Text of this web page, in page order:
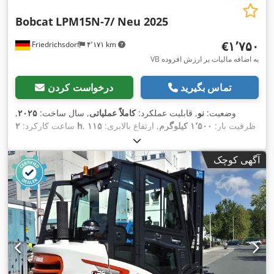
Friedrichsdorf ۴٬۱۷۱ km
Bobcat LPM15N-7/ Neu 2025
‎€۱٬۷۵۰
VB به اضافه مالیات بر ارزش افزوده
درخواست کردن تماس بگیرید
وضعیت: نو, قابلیت عملکرد:کاملاً عملیاتی, سال ساخت: ۲۰۲۵,
ساعت کارکرد: ۲ h , ظرفیت بار: ۱٬۵۰۰ کیلوگرم , ارتفاع بالابری: ۱۱۵
, ارتفاع سازه:
شاخک‌ها:۱٬۱۵۰ میلی‌متر , وزن خالی:۱۲۳ کیلوگرم , طول کل:۱٬۵۳۰
میلی‌متر, نوع سیستم انتقال قدرت:Elektro , عرض ساخت: ۵۴۰
میلی‌متر,
آگهی کوچک